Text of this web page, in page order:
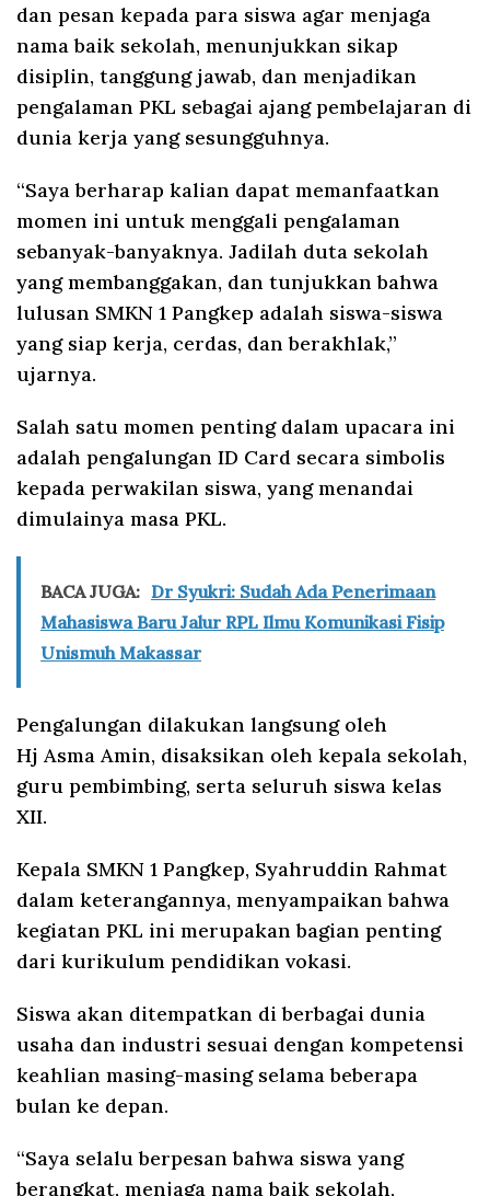
dan pesan kepada para siswa agar menjaga
nama baik sekolah, menunjukkan sikap
disiplin, tanggung jawab, dan menjadikan
pengalaman PKL sebagai ajang pembelajaran di
dunia kerja yang sesungguhnya.
“Saya berharap kalian dapat memanfaatkan
momen ini untuk menggali pengalaman
sebanyak-banyaknya. Jadilah duta sekolah
yang membanggakan, dan tunjukkan bahwa
lulusan SMKN 1 Pangkep adalah siswa-siswa
yang siap kerja, cerdas, dan berakhlak,”
ujarnya.
Salah satu momen penting dalam upacara ini
adalah pengalungan ID Card secara simbolis
kepada perwakilan siswa, yang menandai
dimulainya masa PKL.
BACA JUGA: Dr Syukri: Sudah Ada Penerimaan
Mahasiswa Baru Jalur RPL Ilmu Komunikasi Fisip
Unismuh Makassar
Pengalungan dilakukan langsung oleh
Hj Asma Amin, disaksikan oleh kepala sekolah,
guru pembimbing, serta seluruh siswa kelas
XII.
Kepala SMKN 1 Pangkep, Syahruddin Rahmat
dalam keterangannya, menyampaikan bahwa
kegiatan PKL ini merupakan bagian penting
dari kurikulum pendidikan vokasi.
Siswa akan ditempatkan di berbagai dunia
usaha dan industri sesuai dengan kompetensi
keahlian masing-masing selama beberapa
bulan ke depan.
“Saya selalu berpesan bahwa siswa yang
berangkat, menjaga nama baik sekolah,